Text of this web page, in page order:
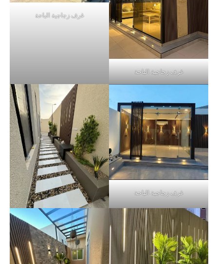
غرف زجاجية الباحة
غرف زجاجية الباحة
غرف زجاجية الباحة